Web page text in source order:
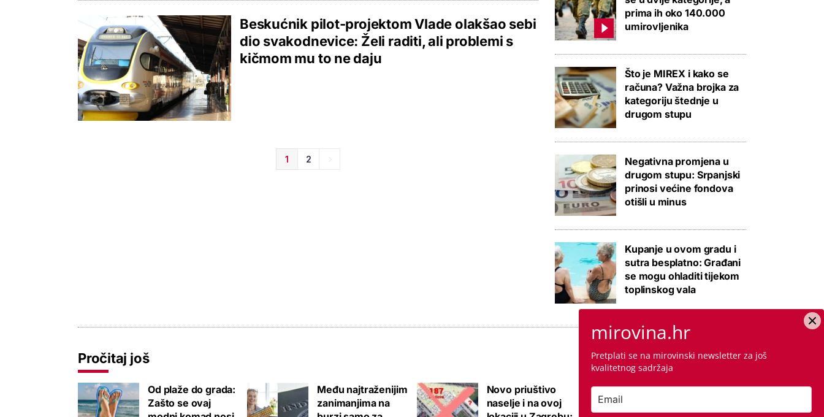
Beskućnik pilot-projektom Vlade olakšao sebi
dio svakodnevice: Želi raditi, ali problemi s
kičmom mu to ne daju
1 2
prima ih oko 140.000
umirovljenika
Što je MIREX i kako se
računa? Važna brojka za
kategoriju štednje u
drugom stupu
Negativna promjena u
drugom stupu: Srpanjski
prinosi većine fondova
otišli u minus
Kupanje u ovom gradu i
sutra besplatno: Građani
se mogu ohladiti tijekom
toplinskog vala
Pročitaj još
Od plaže do grada:
Zašto se ovaj
Među najtraženijim
zanimanjima na
Novo priuštivo
naselje i na ovoj
Ovo su najbolje
mirovina.hr
Pretplati se na mirovinski newsletter za još
kvalitetnog sadržaja